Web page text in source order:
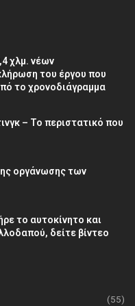
χλμ. νέων
του έργου που
το χρονοδιάγραμμα
– Το περιστατικό που
οργάνωσης των
το αυτοκίνητο και
δείτε βίντεο
(55)